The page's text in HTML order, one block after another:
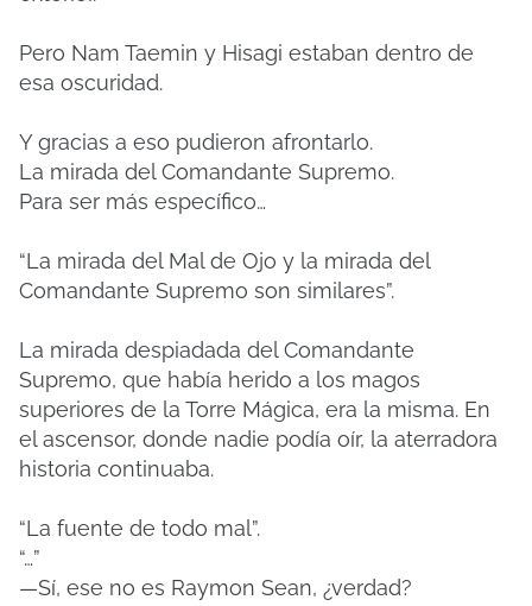
Pero Nam Taemin y Hisagi estaban dentro de
esa oscuridad.
Y gracias a eso pudieron afrontarlo.
La mirada del Comandante Supremo.
Para ser más específico…
“La mirada del Mal de Ojo y la mirada del
Comandante Supremo son similares”.
La mirada despiadada del Comandante
Supremo, que había herido a los magos
superiores de la Torre Mágica, era la misma. En
el ascensor, donde nadie podía oír, la aterradora
historia continuaba.
“La fuente de todo mal”.
“…”
—Sí, ese no es Raymon Sean, ¿verdad?